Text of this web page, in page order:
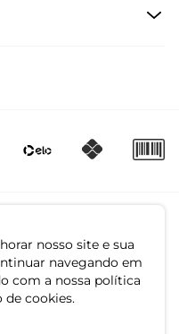
nosso site e sua
navegando em
com a nossa política
de cookies.